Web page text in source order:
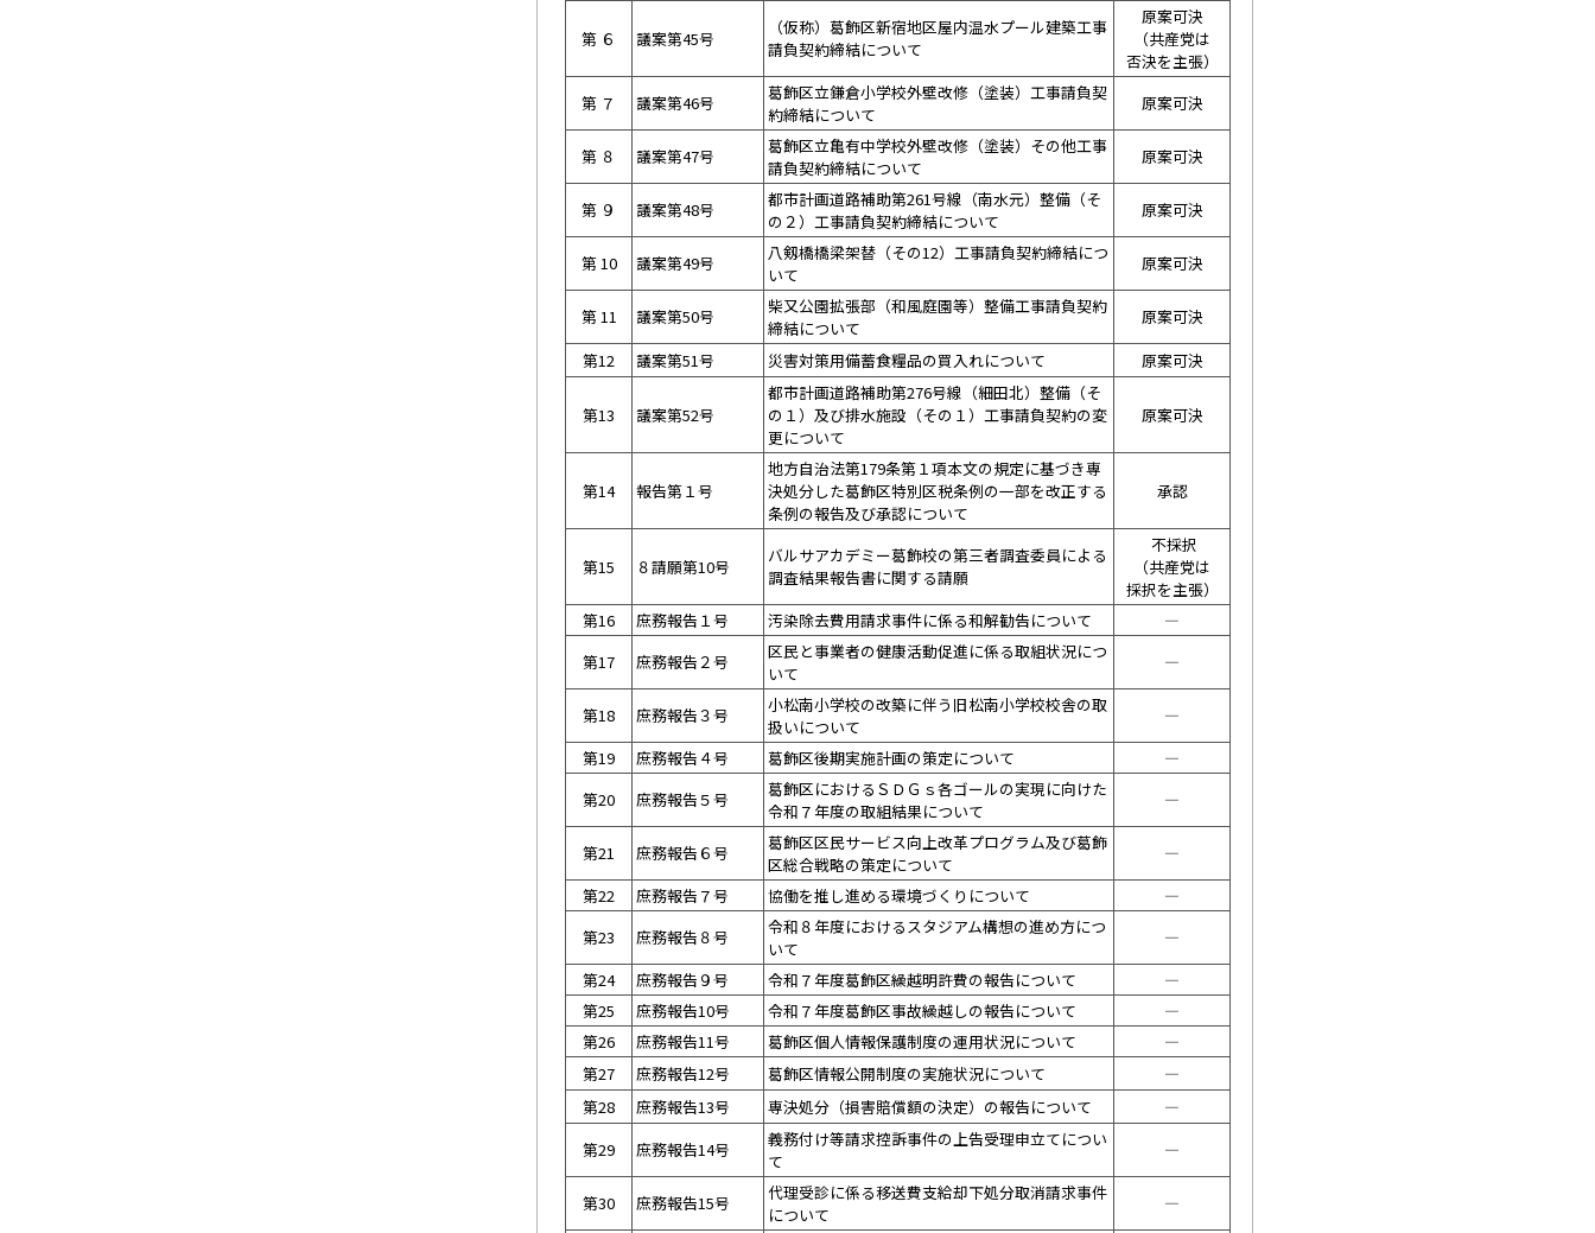
第 ６ 議案第45号
（仮称）葛飾区新宿地区屋内温水プール建築工事
請負契約締結について
原案可決
（共産党は
否決を主張）
第 ７
議案第46号
葛飾区立鎌倉小学校外壁改修（塗装）工事請負契
約締結について
原案可決
第 ８ 議案第47号
葛飾区立亀有中学校外壁改修（塗装）その他工事
請負契約締結について
原案可決
第 ９ 議案第48号
都市計画道路補助第261号線（南水元）整備（そ
の２）工事請負契約締結について
原案可決
第 10 議案第49号
八剱橋橋梁架替（その12）工事請負契約締結につ
いて
原案可決
第 11 議案第50号
柴又公園拡張部（和風庭園等）整備工事請負契約
締結について
原案可決
第12
議案第51号 災害対策用備蓄食糧品の買入れについて 原案可決
第13 議案第52号
都市計画道路補助第276号線（細田北）整備（そ
の１）及び排水施設（その１）工事請負契約の変
更について
原案可決
第14 報告第１号
地方自治法第179条第１項本文の規定に基づき専
決処分した葛飾区特別区税条例の一部を改正する
条例の報告及び承認について
承認
第15 ８請願第10号
バルサアカデミー葛飾校の第三者調査委員による
調査結果報告書に関する請願
不採択
（共産党は
採択を主張）
第16
庶務報告１号 汚染除去費用請求事件に係る和解勧告について
――――
第17
庶務報告２号
区民と事業者の健康活動促進に係る取組状況につ
いて
――――
第18 庶務報告３号
小松南小学校の改築に伴う旧松南小学校校舎の取
扱いについて
――――
第19
庶務報告４号 葛飾区後期実施計画の策定について
――――
第20
庶務報告５号
葛飾区におけるＳＤＧｓ各ゴールの実現に向けた
令和７年度の取組結果について
――――
第21 庶務報告６号
葛飾区区民サービス向上改革プログラム及び葛飾
区総合戦略の策定について
――――
第22
庶務報告７号 協働を推し進める環境づくりについて
――――
第23
庶務報告８号
令和８年度におけるスタジアム構想の進め方につ
いて
――――
第24
庶務報告９号 令和７年度葛飾区繰越明許費の報告について
――――
第25
庶務報告10号 令和７年度葛飾区事故繰越しの報告について
――――
第26
庶務報告11号 葛飾区個人情報保護制度の運用状況について
――――
第27
庶務報告12号 葛飾区情報公開制度の実施状況について
――――
第28
庶務報告13号 専決処分（損害賠償額の決定）の報告について
――――
第29
庶務報告14号
義務付け等請求控訴事件の上告受理申立てについ
て
――――
第30 庶務報告15号
代理受診に係る移送費支給却下処分取消請求事件
について
――――